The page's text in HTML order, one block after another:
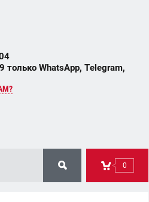
только WhatsApp, Telegram,
0